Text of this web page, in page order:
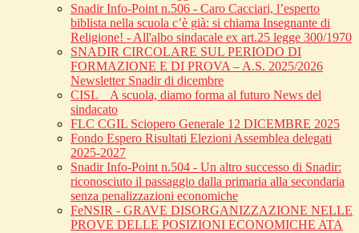
Snadir Info-Point n.506 - Caro Cacciari, l’esperto
biblista nella scuola c’è già: si chiama Insegnante di
Religione! - All'albo sindacale ex art.25 legge 300/1970
SNADIR CIRCOLARE SUL PERIODO DI
FORMAZIONE E DI PROVA – A.S. 2025/2026
Newsletter Snadir di dicembre
CISL _ A scuola, diamo forma al futuro News del
sindacato
FLC CGIL Sciopero Generale 12 DICEMBRE 2025
Fondo Espero Risultati Elezioni Assemblea delegati
2025-2027
Snadir Info-Point n.504 - Un altro successo di Snadir:
riconosciuto il passaggio dalla primaria alla secondaria
senza penalizzazioni economiche
FeNSIR - GRAVE DISORGANIZZAZIONE NELLE
PROVE DELLE POSIZIONI ECONOMICHE ATA